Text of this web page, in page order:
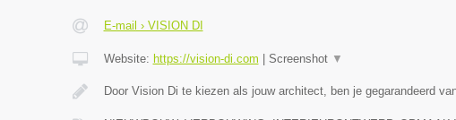
E-mail › VISION DI
Website: https://vision-di.com Screenshot ▼
Door Vision Di te kiezen als jouw architect, ben je gegarandeerd